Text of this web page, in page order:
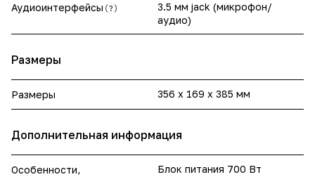
Аудиоинтерфейсы ?
3.5 мм jack (микрофон/
аудио)
Размеры
Размеры 356 x 169 x 385 мм
Дополнительная информация
Особенности,
Блок питания 700 Вт